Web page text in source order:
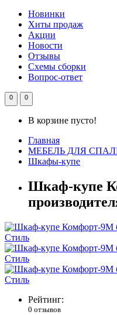
Новинки
Хиты продаж
Акции
Новости
Отзывы
Схемы сборки
Вопрос-ответ
0 0
В корзине пусто!
Главная
МЕБЕЛЬ ДЛЯ
Шкафы-купе
Шкаф-купе
Рейтинг:
0 отзывов